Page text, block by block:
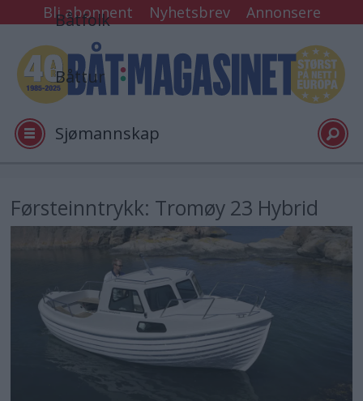
Bli abonnent Nyhetsbrev Annonsere
Båtfolk
Båttur
Sjømannskap
Video
Logg inn
Førsteinntrykk: Tromøy 23 Hybrid